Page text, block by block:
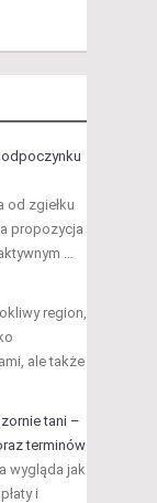
od zgiełku
propozycja
…
region,
ale także
tani –
terminów
wygląda jak
i